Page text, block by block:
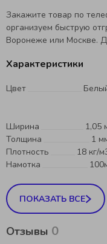
Закажите товар по
организуем быструю
Воронеже или Москве.
Характеристики
Цвет
Ширина 1,05
Толщина
1
Плотность
18 кг/
Намотка
ПОКАЗАТЬ ВСЕ
Отзывы 0